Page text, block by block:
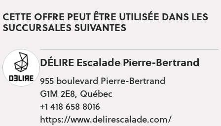
CETTE OFFRE PEUT ÊTRE UTILISÉE DANS LES
SUCCURSALES SUIVANTES
DÉLIRE Escalade Pierre-Bertrand
955 boulevard Pierre-Bertrand
G1M 2E8, Québec
+1 418 658 8016
https://www.delirescalade.com/